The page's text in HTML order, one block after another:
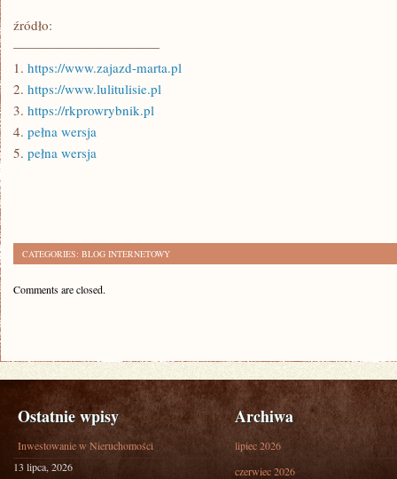
źródło:
———————————
1. https://www.zajazd-marta.pl
2. https://www.lulitulisie.pl
3. https://rkprowrybnik.pl
4. pełna wersja
5. pełna wersja
CATEGORIES: BLOG INTERNETOWY
Comments are closed.
Ostatnie wpisy
Inwestowanie w Nieruchomości
13 lipca, 2026
Archiwa
lipiec 2026
czerwiec 2026